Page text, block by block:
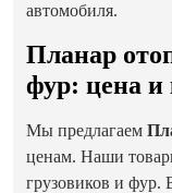
автомобиля.
Планар
фур: цена и
Мы предлагаем
ценам. Наши
грузовиков и фур.